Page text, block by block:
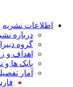
اطلاعات نشریه
درباره نشریه
گروه دبیران
اهداف و
بانک ها و
آمار